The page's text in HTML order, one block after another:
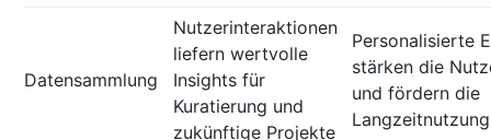
Datensammlung
Nutzerinteraktionen
liefern wertvolle
Insights für
Kuratierung und
zukünftige Projekte
Personalisierte
stärken die
und fördern die
Langzeitnutzung